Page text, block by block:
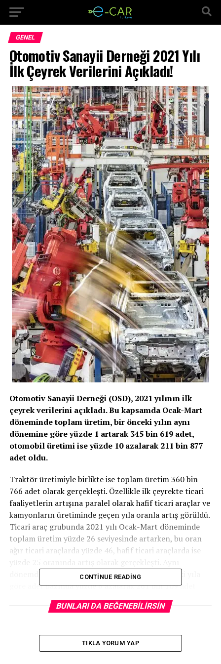
GENEL
Otomotiv Sanayii Derneği 2021 Yılı
İlk Çeyrek Verilerini Açıkladı!
Otomotiv Sanayii Derneği (OSD), 2021 yılının ilk
çeyrek verilerini açıkladı. Bu kapsamda Ocak-Mart
döneminde toplam üretim, bir önceki yılın aynı
dönemine göre yüzde 1 artarak 345 bin 619 adet,
otomobil üretimi ise yüzde 10 azalarak 211 bin 877
adet oldu.
Traktör üretimiyle birlikte ise toplam üretim 360 bin
766 adet olarak gerçekleşti. Özellikle ilk çeyrekte ticari
faaliyetlerin artışına paralel olarak hafif ticari araçlar ve
kamyonların üretiminde geçen yıla oranla artış görüldü.
Ticari araç grubunda 2021 yılı Ocak-Mart döneminde
toplam üretim yüzde 26 seviyesinde artarken, bu oran
ağır ticari araçlarda yüzde 46, hafif ticari araçlarda ise
dönemde, toplam otomotiv ihracatı ise bir önceki yıla
göre adet bazında yüzde 6 azalarak 261 bin 109 adet
olarak gerçekleşti. Otomobil ihracatı da yüzde 19
oranında azalarak 155 bin 457 adet oldu. Otomotiv
geçtiğimiz yılın aynı dönemine göre yüzde 60,6
oranında artış kaydedildi ve toplam pazar 206 bin 597
CONTINUE READING
BUNLARI DA BEĞENEBILIRSIN
TIKLA YORUM YAP